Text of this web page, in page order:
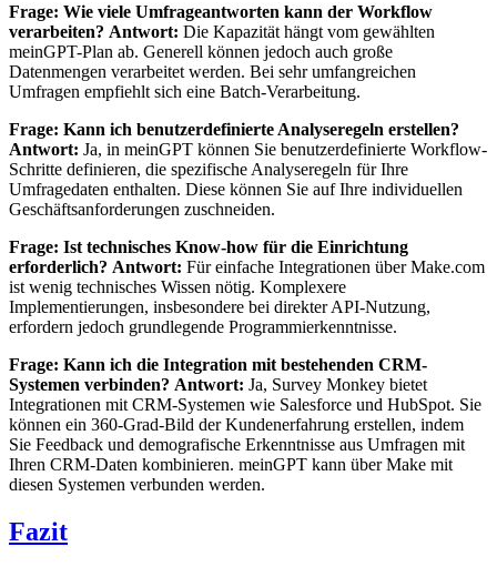
Frage: Wie viele Umfrageantworten kann der Workflow
verarbeiten? Antwort: Die Kapazität hängt vom gewählten
meinGPT-Plan ab. Generell können jedoch auch große
Datenmengen verarbeitet werden. Bei sehr umfangreichen
Umfragen empfiehlt sich eine Batch-Verarbeitung.
Frage: Kann ich benutzerdefinierte Analyseregeln erstellen?
Antwort: Ja, in meinGPT können Sie benutzerdefinierte Workflow-
Schritte definieren, die spezifische Analyseregeln für Ihre
Umfragedaten enthalten. Diese können Sie auf Ihre individuellen
Geschäftsanforderungen zuschneiden.
Frage: Ist technisches Know-how für die Einrichtung
erforderlich? Antwort: Für einfache Integrationen über Make.com
ist wenig technisches Wissen nötig. Komplexere
Implementierungen, insbesondere bei direkter API-Nutzung,
erfordern jedoch grundlegende Programmierkenntnisse.
Frage: Kann ich die Integration mit bestehenden CRM-
Systemen verbinden? Antwort: Ja, Survey Monkey bietet
Integrationen mit CRM-Systemen wie Salesforce und HubSpot. Sie
können ein 360-Grad-Bild der Kundenerfahrung erstellen, indem
Sie Feedback und demografische Erkenntnisse aus Umfragen mit
Ihren CRM-Daten kombinieren. meinGPT kann über Make mit
diesen Systemen verbunden werden.
Fazit